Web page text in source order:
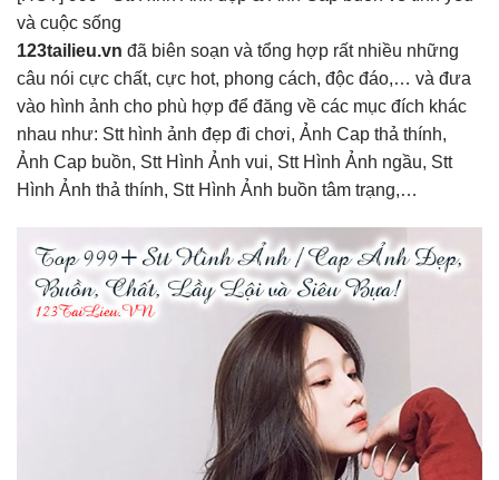
và cuộc sống
123tailieu.vn đã biên soạn và tổng hợp rất nhiều những
câu nói cực chất, cực hot, phong cách, độc đáo,… và đưa
vào hình ảnh cho phù hợp để đăng về các mục đích khác
nhau như: Stt hình ảnh đẹp đi chơi, Ảnh Cap thả thính,
Ảnh Cap buồn, Stt Hình Ảnh vui, Stt Hình Ảnh ngầu, Stt
Hình Ảnh thả thính, Stt Hình Ảnh buồn tâm trạng,…